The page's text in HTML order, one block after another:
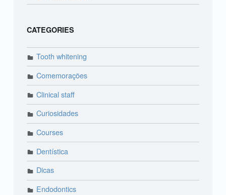
CATEGORIES
Tooth whitening
Comemorações
Clinical staff
Curiosidades
Courses
Dentística
Dicas
Endodontics